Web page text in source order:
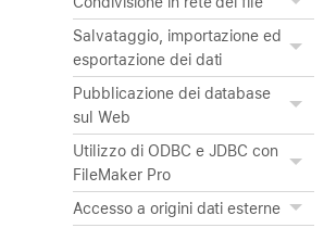
Salvataggio, importazione ed
esportazione dei dati
Pubblicazione dei database
sul Web
Utilizzo di ODBC e JDBC con
FileMaker Pro
Accesso a origini dati esterne